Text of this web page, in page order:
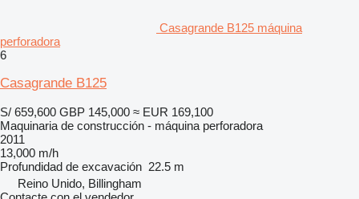
Casagrande B125 máquina
perforadora
6
Casagrande B125
S/ 659,600 GBP 145,000 ≈ EUR 169,100
Maquinaria de construcción - máquina perforadora
2011
13,000 m/h
Profundidad de excavación 22.5 m
Reino Unido, Billingham